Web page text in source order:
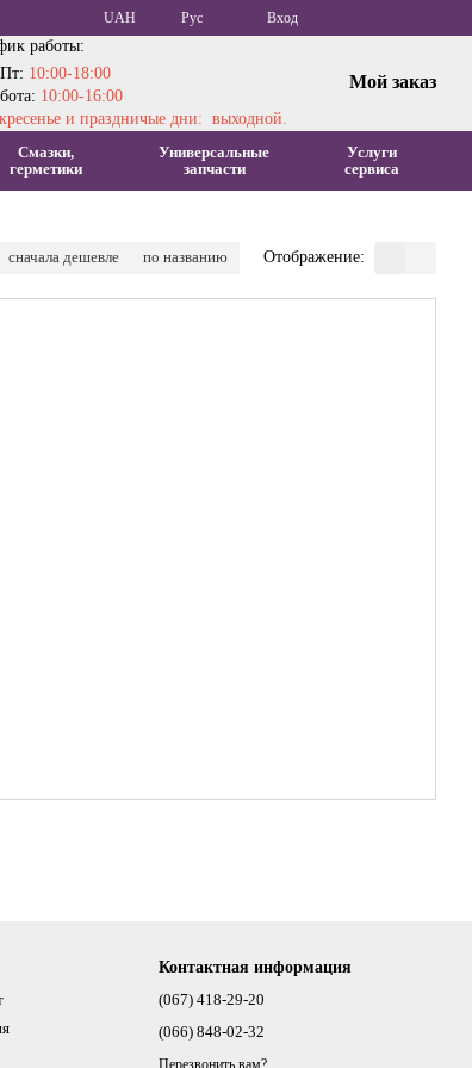
UAH Рус Вход
работы:
10:00-18:00
10:00-16:00
и праздничые дни: выходной.
Мой заказ
Смазки,
герметики
Универсальные
запчасти
Услуги
сервиса
сначала дешевле по названию Отображение:
Контактная информация
(067) 418-29-20
(066) 848-02-32
Перезвонить вам?